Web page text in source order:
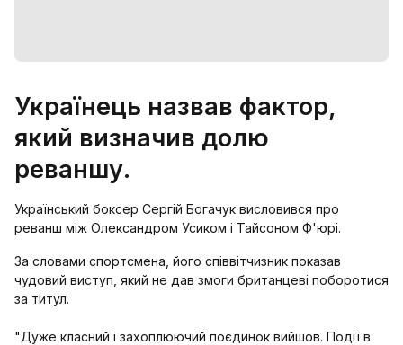
Українець назвав фактор,
який визначив долю
реваншу.
Український боксер Сергій Богачук висловився про
реванш між Олександром Усиком і Тайсоном Ф'юрі.
За словами спортсмена, його співвітчизник показав
чудовий виступ, який не дав змоги британцеві поборотися
за титул.
"Дуже класний і захоплюючий поєдинок вийшов. Події в